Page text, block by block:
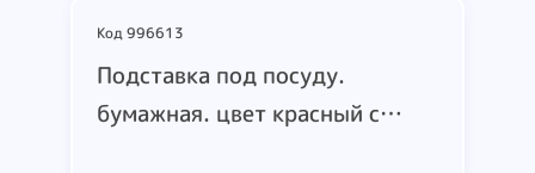
Код 996613
Подставка под посуду.
бумажная. цвет красный с